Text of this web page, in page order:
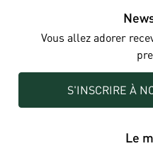
Vous allez adorer
S'INSCRIRE À
Le